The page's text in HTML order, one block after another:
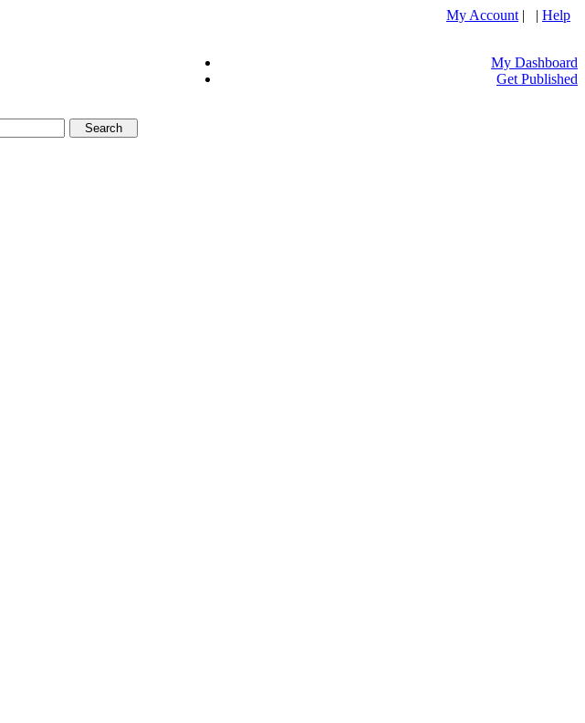
My Account | | Help
My Dashboard
Get Published